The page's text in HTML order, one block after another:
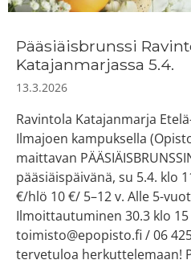
Pääsiäisbrunssi
Katajanmarjassa 5.4.
13.3.2026
Ravintola Katajanmarja
Ilmajoen kampuksella
maittavan
pääsiäispäivänä, su 5.4. klo
€/hlö 10 €/ 5–12 v. Alle 5-
Ilmoittautuminen 30.3 klo
toimisto@epopisto.fi / 06
tervetuloa herkuttelemaan!